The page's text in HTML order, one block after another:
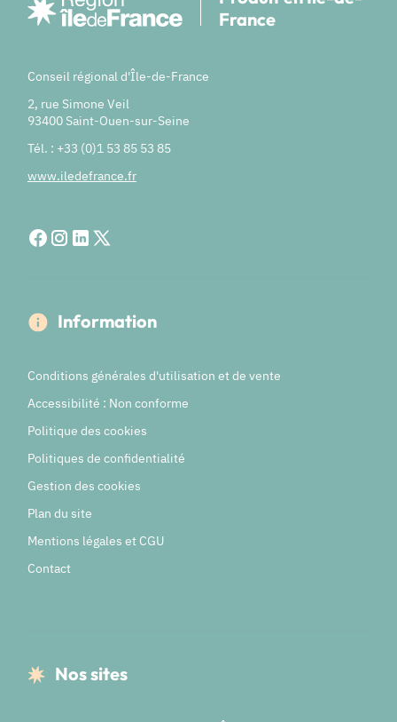
France
Conseil régional d'Île-de-France
2, rue Simone Veil
93400 Saint-Ouen-sur-Seine
Tél. : +33 (0)1 53 85 53 85
www.iledefrance.fr
Information
Conditions générales d'utilisation et de vente
Accessibilité : Non conforme
Politique des cookies
Politiques de confidentialité
Gestion des cookies
Plan du site
Mentions légales et CGU
Contact
Nos sites